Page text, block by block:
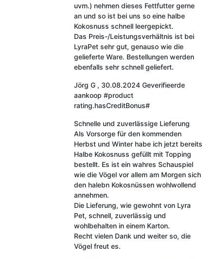
uvm.) nehmen dieses Fettfutter gerne
an und so ist bei uns so eine halbe
Kokosnuss schnell leergepickt.
Das Preis-/Leistungsverhältnis ist bei
LyraPet sehr gut, genauso wie die
gelieferte Ware. Bestellungen werden
ebenfalls sehr schnell geliefert.
Jörg G , 30.08.2024 Geverifieerde
aankoop #product
rating.hasCreditBonus#
Schnelle und zuverlässige Lieferung
Als Vorsorge für den kommenden
Herbst und Winter habe ich jetzt bereits
Halbe Kokosnuss gefüllt mit Topping
bestellt. Es ist ein wahres Schauspiel
wie die Vögel vor allem am Morgen sich
den halebn Kokosnüssen wohlwollend
annehmen.
Die Lieferung, wie gewohnt von Lyra
Pet, schnell, zuverlässig und
wohlbehalten in einem Karton.
Recht vielen Dank und weiter so, die
Vögel freut es.